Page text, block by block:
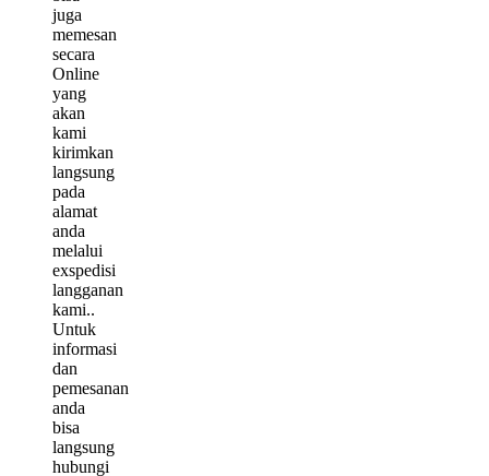
juga
memesan
secara
Online
yang
akan
kami
kirimkan
langsung
pada
alamat
anda
melalui
exspedisi
langganan
kami..
Untuk
informasi
dan
pemesanan
anda
bisa
langsung
hubungi